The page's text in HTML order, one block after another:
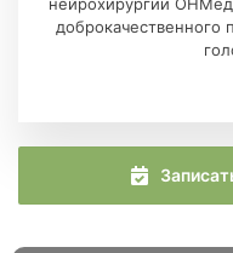
доброкачественного